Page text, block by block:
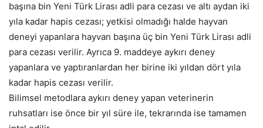
başına bin Yeni Türk Lirası adli para cezası ve altı aydan iki
yıla kadar hapis cezası; yetkisi olmadığı halde hayvan
deneyi yapanlara hayvan başına üç bin Yeni Türk Lirası adli
para cezası verilir. Ayrıca 9. maddeye aykırı deney
yapanlara ve yaptıranlardan her birine iki yıldan dört yıla
kadar hapis cezası verilir.
Bilimsel metodlara aykırı deney yapan veterinerin
ruhsatları ise önce bir yıl süre ile, tekrarında ise tamamen